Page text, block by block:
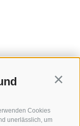
Cookies
unerlässlich, um